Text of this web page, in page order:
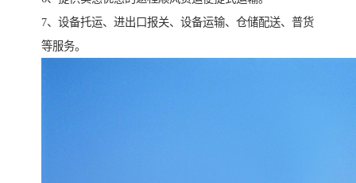
7、设备托运、进出口报关、设备运输、仓储配送、普货
等服务。